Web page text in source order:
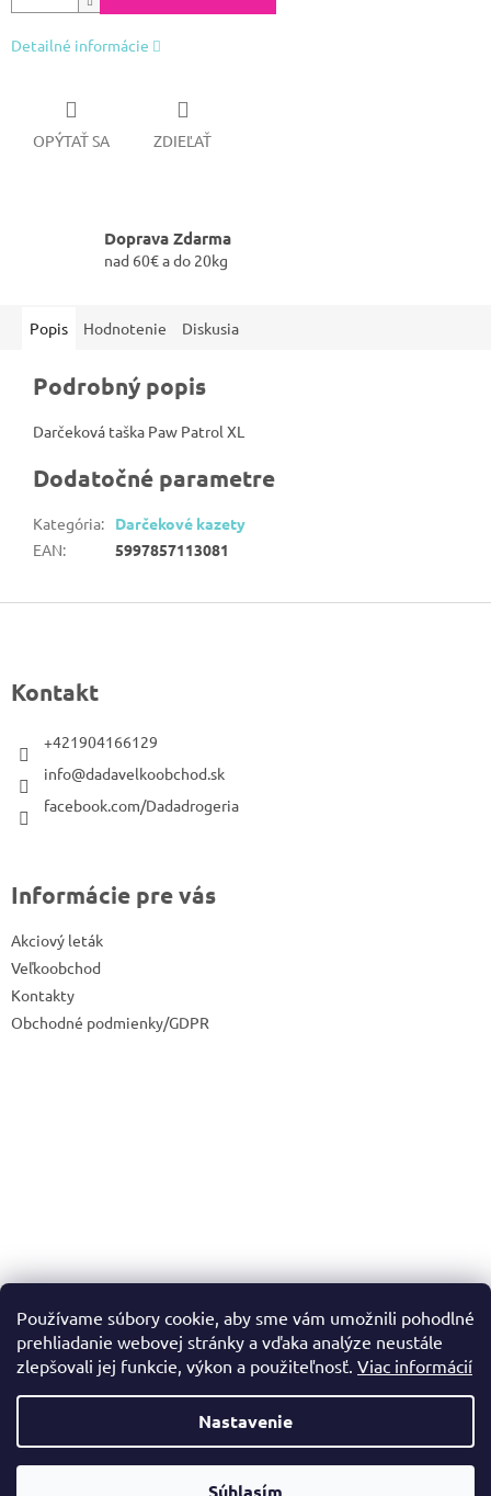
Používame súbory cookie, aby sme vám umožnili pohodlné
prehliadanie webovej stránky a vďaka analýze neustále
zlepšovali jej funkcie, výkon a použiteľnosť. Viac informácií
Nastavenie
Súhlasím
Detailné informácie
OPÝTAŤ SA ZDIEĽAŤ
Doprava Zdarma
nad 60€ a do 20kg
Popis Hodnotenie Diskusia
Podrobný popis
Darčeková taška Paw Patrol XL
Dodatočné parametre
Kategória:
Darčekové kazety
EAN: 5997857113081
Z
p
äKontakt
+421904166129
info@dadavelkoobchod.sk
facebook.com/Dadadrogeria
Informácie pre vás
Akciový leták
Veľkoobchod
Kontakty
Obchodné podmienky/GDPR
Vytvoril Shoptet